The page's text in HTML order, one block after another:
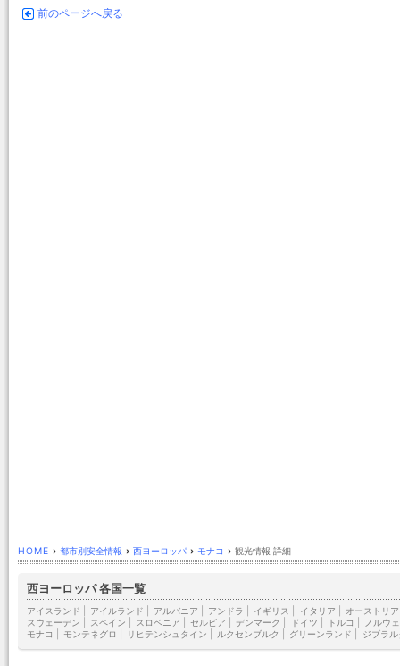
前のページへ戻る
HOME › 都市別安全情報 › 西ヨーロッパ › モナコ › 観光情報 詳細
西ヨーロッパ 各国一覧
アイスランド アイルランド アルバニア アンドラ イギリス イタリア オーストリア
スウェーデン
スペイン スロベニア セルビア デンマーク ドイツ トルコ
ノルウ
モナコ
モンテネグロ リヒテンシュタイン ルクセンブルク グリーンランド ジブラル